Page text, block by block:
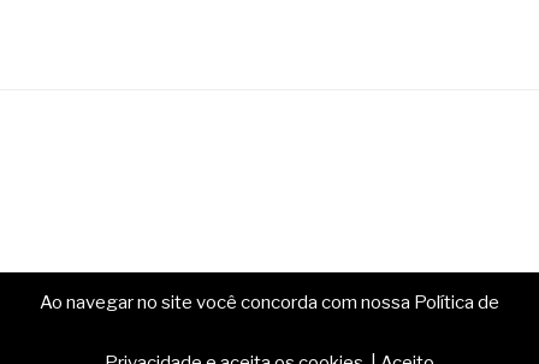
Ao navegar no site você concorda com nossa Política de
reservados.